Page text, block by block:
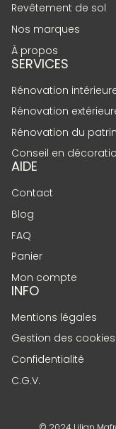
Revêtement de sol
Nos marques
À propos
SERVICES
Rénovation
Rénovation
Rénovation du
Conseil en
AIDE
Contact
Blog
FAQ
Panier
Mon compte
INFO
Mentions légales
Gestion des cookies
Confidentialité
C.G.V.